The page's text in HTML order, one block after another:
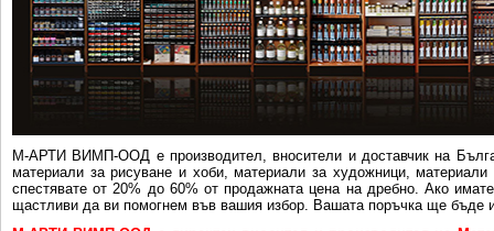
М-АРТИ ВИМП-ООД e производител, вносители и доставчик на
материали за рисуване и хоби, материали за художници,
спестявате от 20% до 60% от продажната цена на дребно. Ако
щастливи да ви помогнем във вашия избор. Вашата поръчка ще бъде